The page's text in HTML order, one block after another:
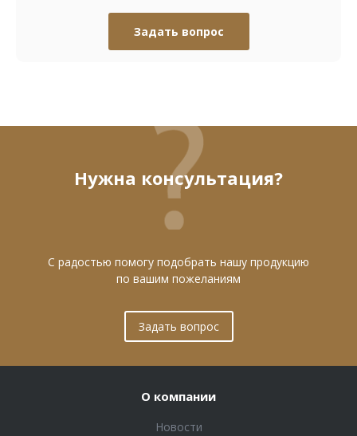
Задать вопрос
Нужна консультация?
С радостью помогу подобрать нашу продукцию
по вашим пожеланиям
Задать вопрос
О компании
Новости